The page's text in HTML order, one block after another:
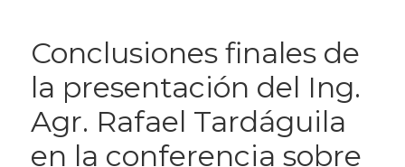
Conclusiones finales de
la presentación del Ing.
Agr. Rafael Tardáguila
en la conferencia sobre